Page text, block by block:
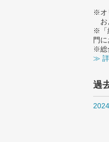
※オ
お
※「
門
※総
≫ 詳
過